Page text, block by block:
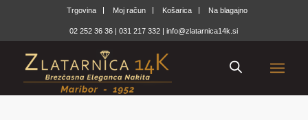
Trgovina Moj račun Košarica Na blagajno
02 252 36 36 |031 217 332 |info@zlatarnica14k.si